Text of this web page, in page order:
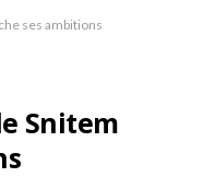
ses ambitions
Snitem